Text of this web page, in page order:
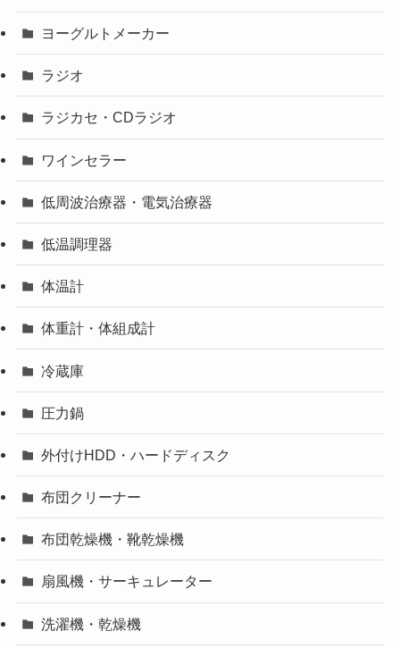
ヨーグルトメーカー
ラジオ
ラジカセ・CDラジオ
ワインセラー
低周波治療器・電気治療器
低温調理器
体温計
体重計・体組成計
冷蔵庫
圧力鍋
外付けHDD・ハードディスク
布団クリーナー
布団乾燥機・靴乾燥機
扇風機・サーキュレーター
洗濯機・乾燥機